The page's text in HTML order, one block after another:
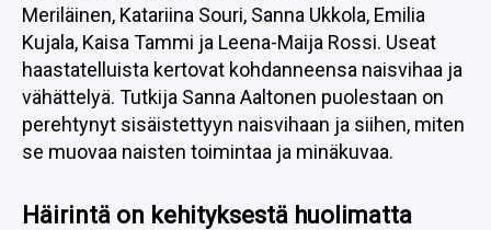
Meriläinen, Katariina Souri, Sanna Ukkola, Emilia
Kujala, Kaisa Tammi ja Leena-Maija Rossi. Useat
haastatelluista kertovat kohdanneensa naisvihaa ja
vähättelyä. Tutkija Sanna Aaltonen puolestaan on
perehtynyt sisäistettyyn naisvihaan ja siihen, miten
se muovaa naisten toimintaa ja minäkuvaa.
Häirintä on kehityksestä huolimatta